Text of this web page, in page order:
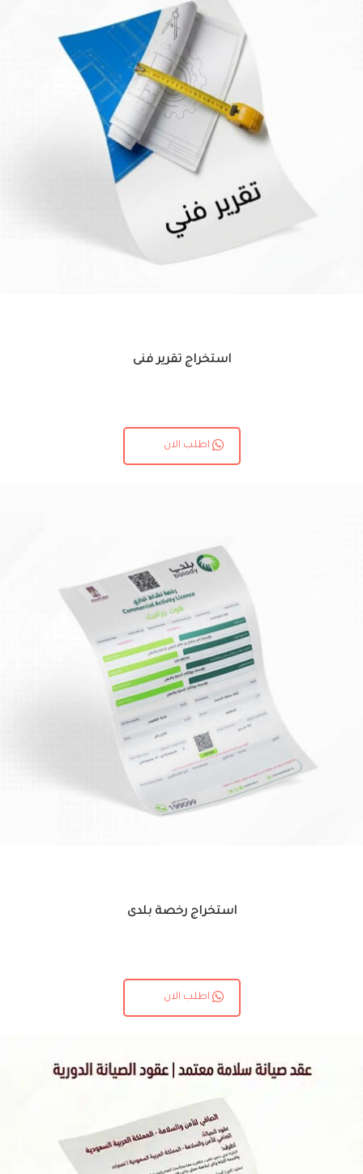
استخراج تقرير فنى
اطلب الان
استخراج رخصة بلدى
اطلب الان